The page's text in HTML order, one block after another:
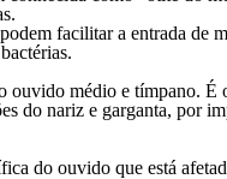
facilitar a entrada
médio e tímpano.
do nariz e garganta, por
do ouvido que está